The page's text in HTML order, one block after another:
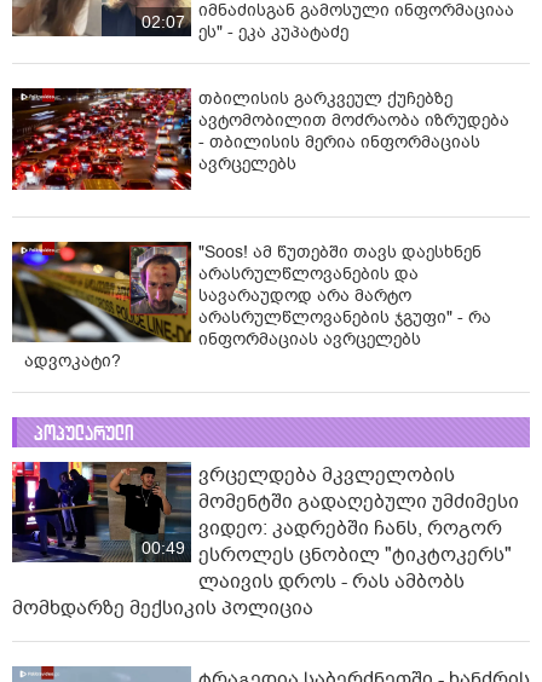
02:07
იმნაძისგან გამოსული ინფორმაციაა
ეს" - ეკა კუპატაძე
თბილისის გარკვეულ ქუჩებზე
ავტომობილით მოძრაობა იზრუდება
- თბილისის მერია ინფორმაციას
ავრცელებს
"Soos! ამ წუთებში თავს დაესხნენ
არასრულწლოვანების და
სავარაუდოდ არა მარტო
არასრულწლოვანების ჯგუფი" - რა
ინფორმაციას ავრცელებს
ადვოკატი?
პოპულარული
00:49
ვრცელდება მკვლელობის
მომენტში გადაღებული უმძიმესი
ვიდეო: კადრებში ჩანს, როგორ
ესროლეს ცნობილ "ტიკტოკერს"
ლაივის დროს - რას ამბობს
მომხდარზე მექსიკის პოლიცია